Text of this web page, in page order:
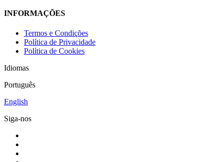
INFORMAÇÕES
Termos e Condições
Política de Privacidade
Política de Cookies
Idiomas
Português
English
Siga-nos